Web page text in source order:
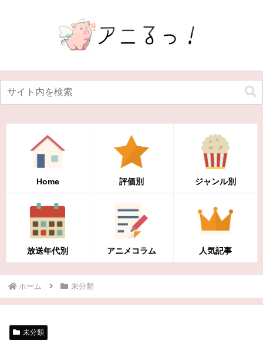
Home 評価別 ジャンル別
放送年代別 アニメコラム 人気記事
ホーム 未分類
未分類